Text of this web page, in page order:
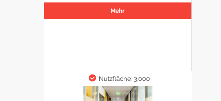
Mehr
Nutzfläche: 3.000